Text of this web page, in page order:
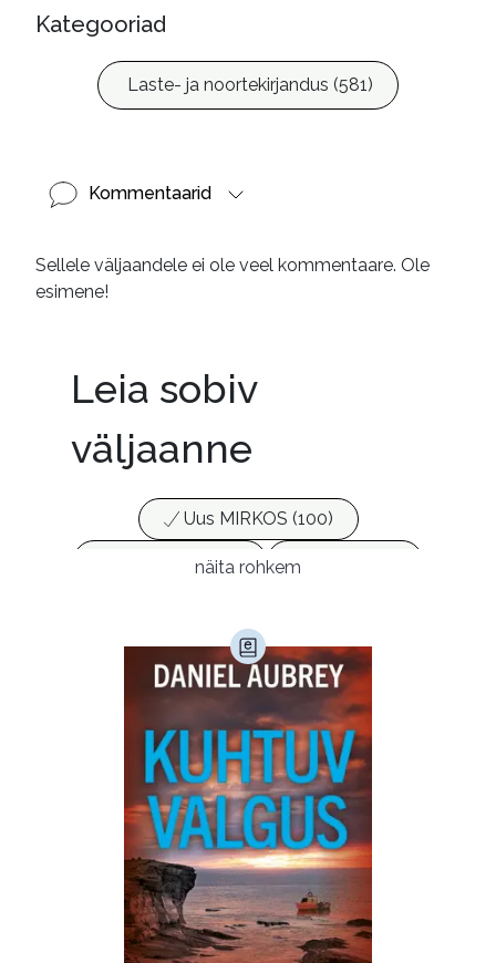
Kategooriad
Laste- ja noortekirjandus (581)
Kommentaarid
Sellele väljaandele ei ole veel kommentaare. Ole
esimene!
Leia sobiv
väljaanne
Uus MIRKOS (100)
Populaarsed (25)
Ajakirjad (17)
Armastusromaanid (294)
Audioperioodika
Biograafiad (229)
Eesti kirjandus (1776)
Ettevõtlus (30)
Filoloogia (121)
Filosoofia (148)
Geograafia (65)
Haridus (20)
näita rohkem